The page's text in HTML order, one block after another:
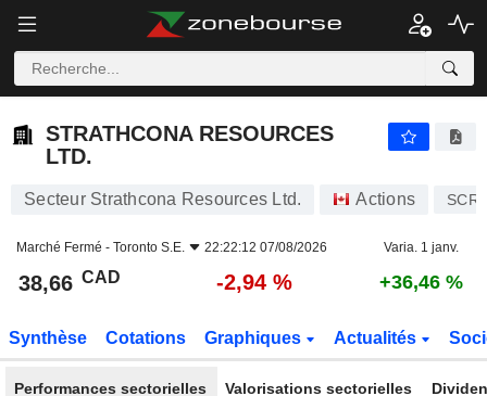
STRATHCONA RESOURCES
LTD.
Secteur Strathcona Resources Ltd. Actions SCR
Marché Fermé - Toronto S.E. 22:22:12 07/08/2026 Varia. 1 janv.
38,66 CAD -2,94 % +36,46 %
Synthèse Cotations Graphiques Actualités
Performances sectorielles Valorisations sectorielles